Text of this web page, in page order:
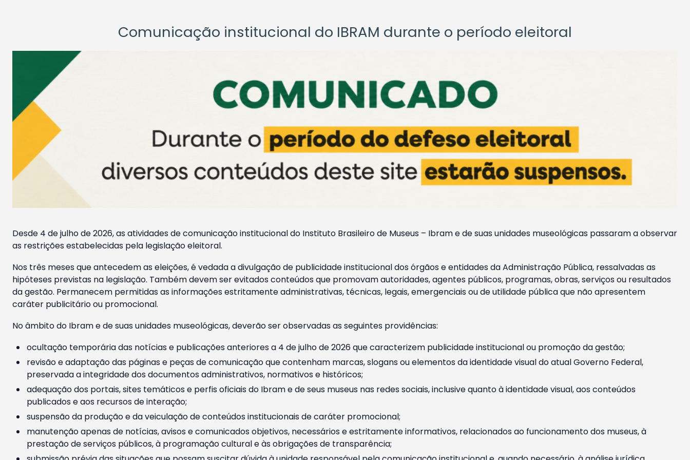
Comunicação institucional do IBRAM durante o período eleitoral
Desde 4 de julho de 2026, as atividades de comunicação institucional do Instituto Brasileiro de Museus – Ibram e de suas unidades museológicas passaram a observar
as restrições estabelecidas pela legislação eleitoral.
Nos três meses que antecedem as eleições, é vedada a divulgação de publicidade institucional dos órgãos e entidades da Administração Pública, ressalvadas as
hipóteses previstas na legislação. Também devem ser evitados conteúdos que promovam autoridades, agentes públicos, programas, obras, serviços ou resultados
da gestão. Permanecem permitidas as informações estritamente administrativas, técnicas, legais, emergenciais ou de utilidade pública que não apresentem
caráter publicitário ou promocional.
No âmbito do Ibram e de suas unidades museológicas, deverão ser observadas as seguintes providências:
ocultação temporária das notícias e publicações anteriores a 4 de julho de 2026 que caracterizem publicidade institucional ou promoção da gestão;
revisão e adaptação das páginas e peças de comunicação que contenham marcas, slogans ou elementos da identidade visual do atual Governo Federal,
preservada a integridade dos documentos administrativos, normativos e históricos;
adequação dos portais, sites temáticos e perfis oficiais do Ibram e de seus museus nas redes sociais, inclusive quanto à identidade visual, aos conteúdos
publicados e aos recursos de interação;
suspensão da produção e da veiculação de conteúdos institucionais de caráter promocional;
manutenção apenas de notícias, avisos e comunicados objetivos, necessários e estritamente informativos, relacionados ao funcionamento dos museus, à
prestação de serviços públicos, à programação cultural e às obrigações de transparência;